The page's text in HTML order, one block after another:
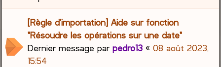
[Règle d'importation] Aide sur fonction
"Résoudre les opérations sur une date"
Dernier message parpedro13 «08 août 2023,
15:54